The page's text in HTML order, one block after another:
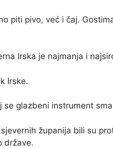
piti pivo, već i čaj.
Irska je najmanja i
Irske.
se glazbeni instrument
županija bili su
države.